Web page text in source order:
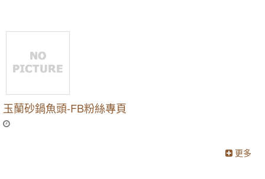
玉蘭砂鍋魚頭-FB粉絲專頁
更多